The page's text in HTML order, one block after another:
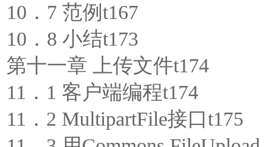
10．7 范例t167
10．8 小结t173
第十一章 上传文件t174
11．1 客户端编程t174
11．2 MultipartFile接口t175